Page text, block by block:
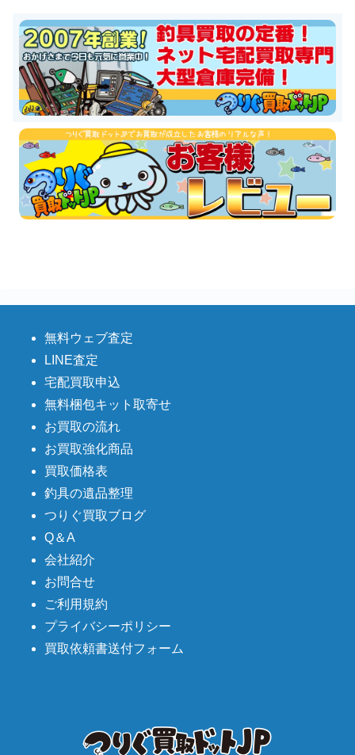
無料ウェブ査定
LINE査定
宅配買取申込
無料梱包キット取寄せ
お買取の流れ
お買取強化商品
買取価格表
釣具の遺品整理
つりぐ買取ブログ
Q＆A
会社紹介
お問合せ
ご利用規約
プライバシーポリシー
買取依頼書送付フォーム